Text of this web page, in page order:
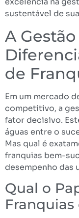
sustentável de
A
de
Em um mercado
competitivo, a
fator decisivo.
águas entre o
Mas qual é
franquias bem-
desempenho das
Qual o
Franquias